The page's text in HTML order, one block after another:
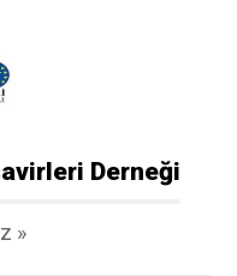
Derneği
»